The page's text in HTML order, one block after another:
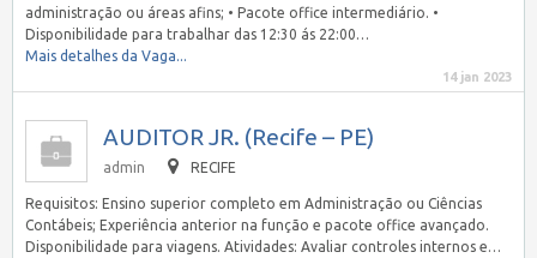
administração ou áreas afins; • Pacote office intermediário. •
Disponibilidade para trabalhar das 12:30 ás 22:00…
Mais detalhes da Vaga...
14 jan 2023
AUDITOR JR. (Recife – PE)
admin RECIFE
Requisitos: Ensino superior completo em Administração ou Ciências
Contábeis; Experiência anterior na função e pacote office avançado.
Disponibilidade para viagens. Atividades: Avaliar controles internos e…